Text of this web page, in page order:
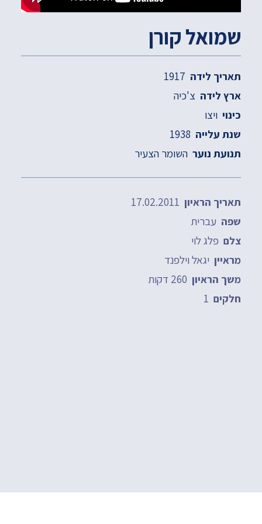
שמואל קורן
תאריך לידה
ארץ לידה צ'כיה
כינוי ויצו
שנת עלייה
תנועת נוער השומר הצעיר
תאריך הראיון
שפה עברית
צלם פלג לוי
מראיין יגאל וילפנד
משך הראיון
חלקים